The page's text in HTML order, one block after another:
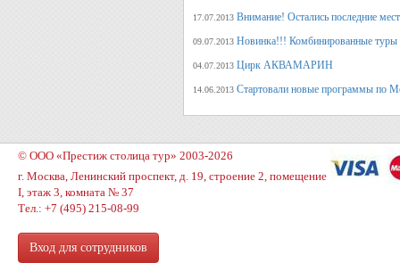
17.07.2013 Внимание! Остались последние
09.07.2013 Новинка!!! Комбинированные туры
04.07.2013 Цирк АКВАМАРИН
14.06.2013 Стартовали новые программы по
© ООО «Престиж столица тур» 2003-2026
г. Москва, Ленинский проспект, д. 19, строение 2, помещение
I, этаж 3, комната № 37
Тел.: +7 (495) 215-08-99
Вход для сотрудников